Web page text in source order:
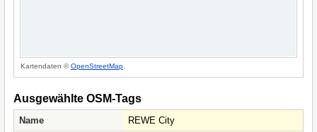
Kartendaten ©OpenStreetMap
Ausgewählte OSM-Tags
Name
REWE City